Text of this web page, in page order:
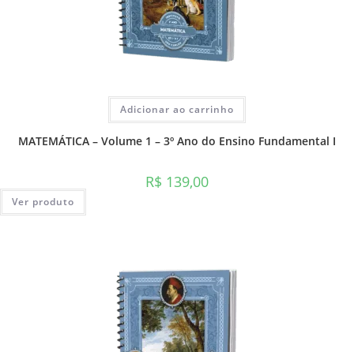
Adicionar ao carrinho
MATEMÁTICA – Volume 1 – 3º Ano do Ensino Fundamental I
R$ 139,00
Ver produto